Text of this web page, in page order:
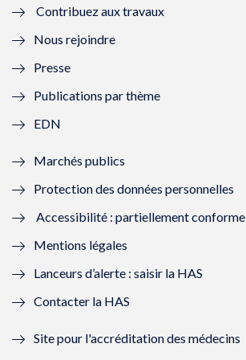
l
l
f
n
ê
t
r
e
)
e
e
n
ê
r
)
ê
t
e
ê
)
Contribuez aux travaux
Nous rejoindre
Presse
Publications par thème
EDN
Marchés publics
Protection des données personnelles
Accessibilité : partiellement conforme
Mentions légales
Lanceurs d’alerte : saisir la HAS
Contacter la HAS
Site pour l'accréditation des médecins